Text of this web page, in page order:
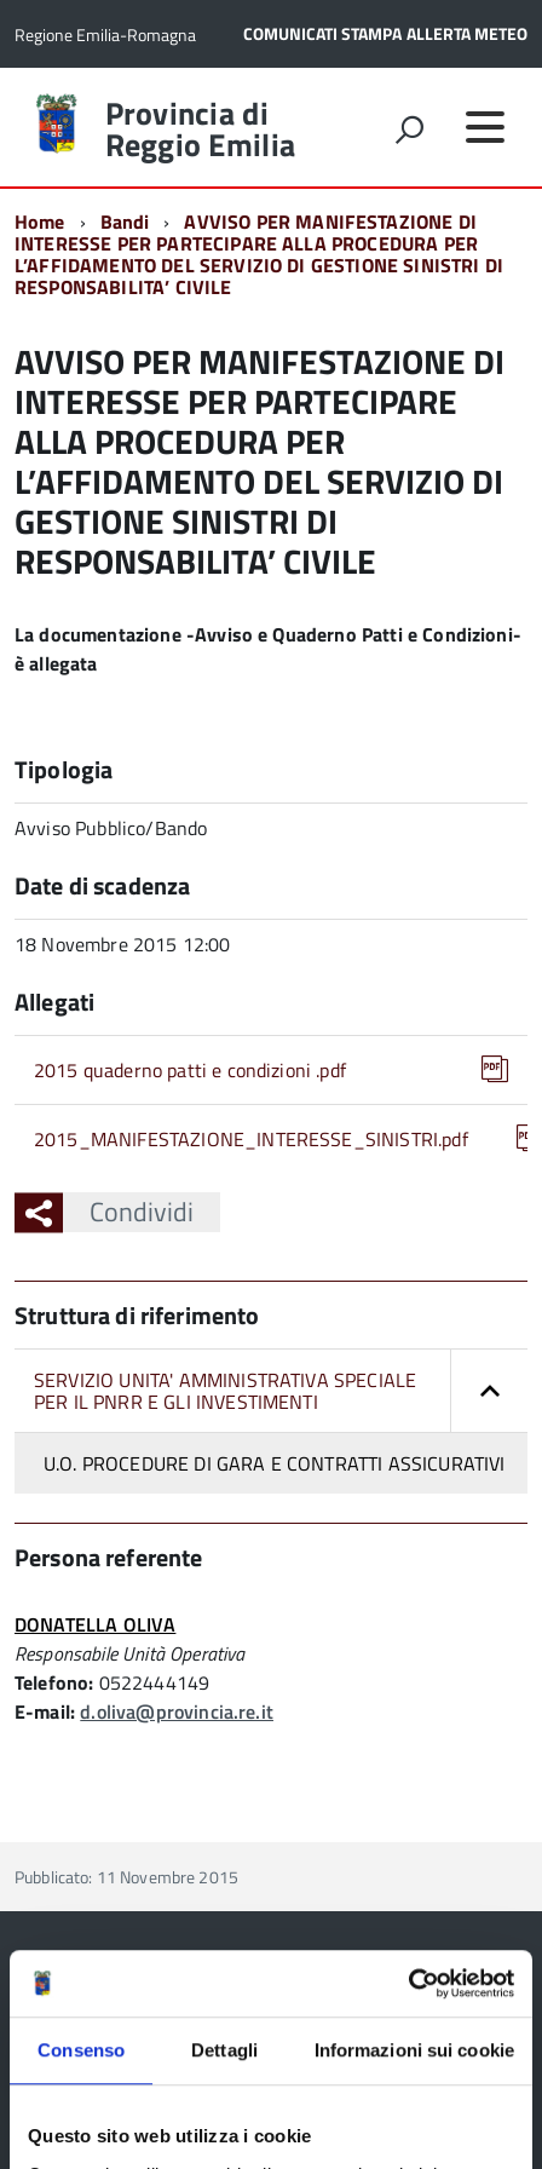
Consenso Dettagli Informazioni sui cookie
Questo sito web utilizza i cookie
Regione Emilia-Romagna COMUNICATI STAMPAALLERTA METEO
Torna
alla
home
Provincia di
Reggio Emilia
Home Bandi AVVISO PER MANIFESTAZIONE DI
INTERESSE PER PARTECIPARE ALLA PROCEDURA PER
L’AFFIDAMENTO DEL SERVIZIO DI GESTIONE SINISTRI DI
RESPONSABILITA’ CIVILE
AVVISO PER MANIFESTAZIONE DI
INTERESSE PER PARTECIPARE
ALLA PROCEDURA PER
L’AFFIDAMENTO DEL SERVIZIO DI
GESTIONE SINISTRI DI
RESPONSABILITA’ CIVILE
La documentazione -Avviso e Quaderno Patti e Condizioni-
è allegata
Tipologia
Avviso Pubblico/Bando
Date di scadenza
18 Novembre 2015 12:00
Allegati
2015 quaderno patti e condizioni .pdf
2015_MANIFESTAZIONE_INTERESSE_SINISTRI.pdf
Condividi
Struttura di riferimento
SERVIZIO UNITA' AMMINISTRATIVA SPECIALE
PER IL PNRR E GLI INVESTIMENTI
U.O. PROCEDURE DI GARA E CONTRATTI ASSICURATIVI
Persona referente
DONATELLA OLIVA
Responsabile Unità Operativa
Telefono: 0522444149
E-mail:d.oliva@provincia.re.it
Pubblicato: 11 Novembre 2015
Provincia di Reggio Emilia